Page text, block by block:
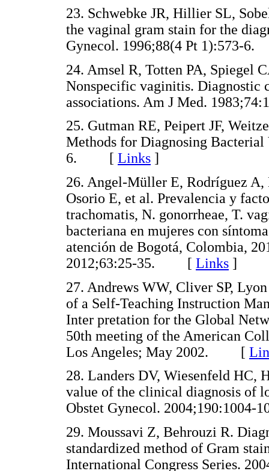
23. Schwebke JR, Hillier SL,
the vaginal gram stain for the
Gynecol. 1996;88(4 Pt
24. Amsel R, Totten PA, Spiegel
Nonspecific vaginitis. Diagnostic
associations. Am J Med.
25. Gutman RE, Peipert JF,
Methods for Diagnosing Bacterial
6. [ Links ]
26. Angel-Müller E, Rodríguez
Osorio E, et al. Prevalencia y
trachomatis, N. gonorrheae, T.
bacteriana en mujeres con
atención de Bogotá, Colombia,
2012;63:25-35. [ Links ]
27. Andrews WW, Cliver SP,
of a Self-Teaching Instruction
Inter pretation for the Global
50th meeting of the American
Los Angeles; May 2002. [
28. Landers DV, Wiesenfeld HC,
value of the clinical diagnosis of
Obstet Gynecol.
29. Moussavi Z, Behrouzi R.
standardized method of Gram
International Congress Series.